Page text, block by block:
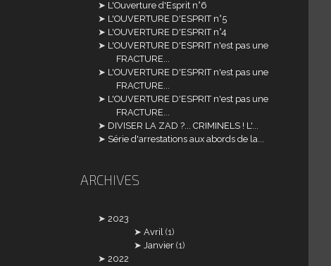
L'Ouverture d'Esprit n°6
L'OUVERTURE D'ESPRIT n°5
L'OUVERTURE D'ESPRIT n°4
L'OUVERTURE D'ESPRIT n'est pas une
FRACTURE...
L'OUVERTURE D'ESPRIT n'est pas une
FRACTURE...
L'OUVERTURE D'ESPRIT n'est pas une
FRACTURE...
DIVISER LA ZAD ?... CRIMINELS ! L'...
Série d'arrestations aux abords de la...
ARCHIVES
2023
Avril (1)
Janvier (1)
2022